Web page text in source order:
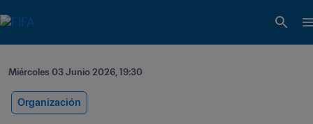
Miércoles 03 Junio 2026, 19:30
Organización